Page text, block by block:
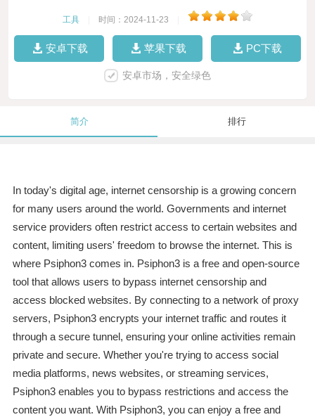
工具 时间：2024-11-23
安卓下载 苹果下载 PC下载
安卓市场，安全绿色
简介 排行
In today's digital age, internet censorship is a growing concern
for many users around the world. Governments and internet
service providers often restrict access to certain websites and
content, limiting users' freedom to browse the internet. This is
where Psiphon3 comes in. Psiphon3 is a free and open-source
tool that allows users to bypass internet censorship and
access blocked websites. By connecting to a network of proxy
servers, Psiphon3 encrypts your internet traffic and routes it
through a secure tunnel, ensuring your online activities remain
private and secure. Whether you're trying to access social
media platforms, news websites, or streaming services,
Psiphon3 enables you to bypass restrictions and access the
content you want. With Psiphon3, you can enjoy a free and